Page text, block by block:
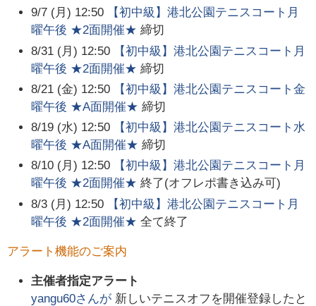
9/7 (月) 12:50
【初中級】港北公園テニスコート月
曜午後 ★2面開催★ 締切
8/31 (月) 12:50
【初中級】港北公園テニスコート月
曜午後 ★2面開催★ 締切
8/21 (金) 12:50
【初中級】港北公園テニスコート金
曜午後 ★A面開催★ 締切
8/19 (水) 12:50
【初中級】港北公園テニスコート水
曜午後 ★A面開催★ 締切
8/10 (月) 12:50
【初中級】港北公園テニスコート月
曜午後 ★2面開催★ 終了(オフレポ書き込み可)
8/3 (月) 12:50
【初中級】港北公園テニスコート月
曜午後 ★2面開催★ 全て終了
アラート機能のご案内
主催者指定アラート
yangu60さんが 新しいテニスオフを開催登録したと